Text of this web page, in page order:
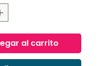
al carrito